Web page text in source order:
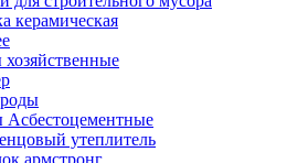
керамическая
Асбестоцементные
утеплитель
армстронг